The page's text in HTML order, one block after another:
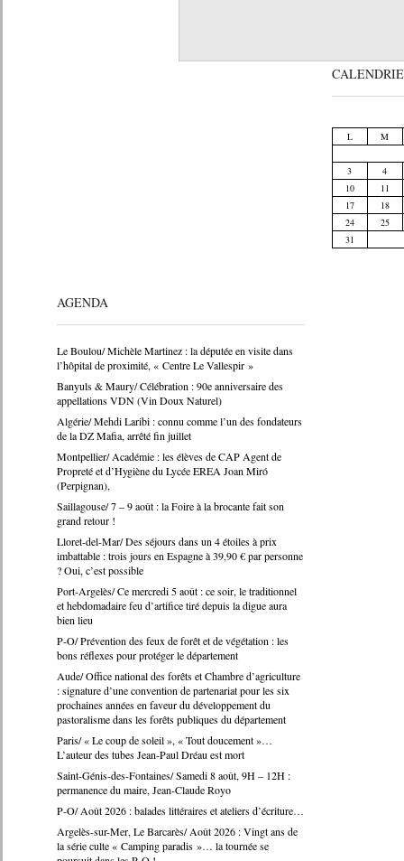
L M
3
4
10
11
17
18
24
25
31
AGENDA
Le Boulou/ Michèle Martinez : la députée en visite dans
l’hôpital de proximité, « Centre Le Vallespir »
Banyuls & Maury/ Célébration : 90e anniversaire des
appellations VDN (Vin Doux Naturel)
Algérie/ Mehdi Laribi : connu comme l’un des fondateurs
de la DZ Mafia, arrêté fin juillet
Montpellier/ Académie : les élèves de CAP Agent de
Propreté et d’Hygiène du Lycée EREA Joan Miró
(Perpignan),
Saillagouse/ 7 – 9 août : la Foire à la brocante fait son
grand retour !
Lloret-del-Mar/ Des séjours dans un 4 étoiles à prix
imbattable : trois jours en Espagne à 39,90 € par personne
? Oui, c’est possible
Port-Argelès/ Ce mercredi 5 août : ce soir, le traditionnel
et hebdomadaire feu d’artifice tiré depuis la digue aura
bien lieu
P-O/ Prévention des feux de forêt et de végétation : les
bons réflexes pour protéger le département
Aude/ Office national des forêts et Chambre d’agriculture
: signature d’une convention de partenariat pour les six
prochaines années en faveur du développement du
pastoralisme dans les forêts publiques du département
Paris/ « Le coup de soleil », « Tout doucement »…
L’auteur des tubes Jean-Paul Dréau est mort
Saint-Génis-des-Fontaines/ Samedi 8 août, 9H – 12H :
permanence du maire, Jean-Claude Royo
P-O/ Août 2026 : balades littéraires et ateliers d’écriture…
Argelès-sur-Mer, Le Barcarès/ Août 2026 : Vingt ans de
la série culte « Camping paradis »… la tournée se